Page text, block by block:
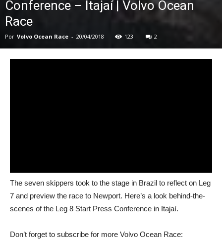
Conference – Itajaí | Volvo Ocean
Race
Por Volvo Ocean Race - 20/04/2018 123 2
The seven skippers took to the stage in Brazil to reflect on Leg
7 and preview the race to Newport. Here’s a look behind-the-
scenes of the Leg 8 Start Press Conference in Itajaí.
Don’t forget to subscribe for more Volvo Ocean Race: